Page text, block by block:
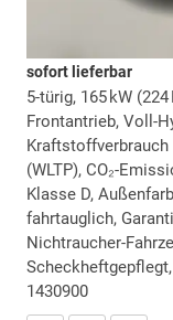
sofort lieferbar
5-türig, 165 kW
Frontantrieb, Voll-
(WLTP), CO₂-
Klasse D,
fahrtauglich,
Nichtraucher-
1430900